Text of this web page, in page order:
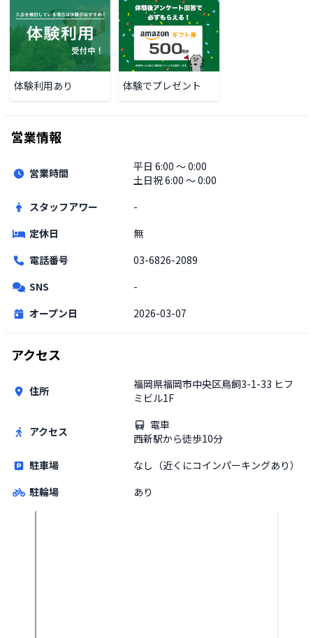
体験利用あり 体験でプレゼント
営業情報
営業時間 平日 6:00 〜 0:00
土日祝6:00 〜 0:00
スタッフアワー
-
定休日
無
電話番号
03-6826-2089
SNS
-
オープン日
2026-03-07
アクセス
住所
福岡県福岡市中央区鳥飼3-1-33 ヒフ
ミビル1F
アクセス
電車
西新駅から徒歩10分
駐車場
なし（近くにコインパーキングあり）
駐輪場
あり